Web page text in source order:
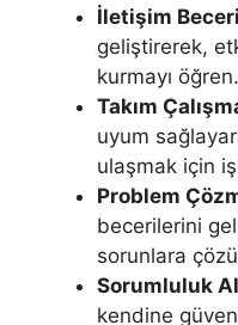
İletişim
geliştirerek,
kurmayı öğren.
Takım
uyum
ulaşmak için
Problem
becerilerini
sorunlara
Sorumluluk
kendine